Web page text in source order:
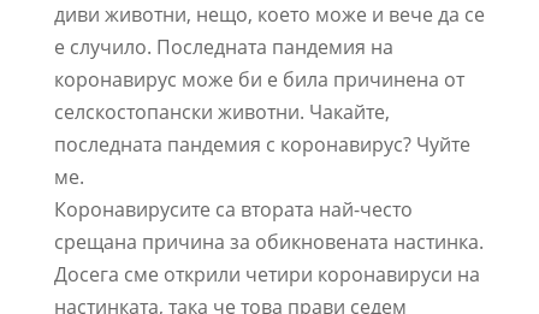
диви животни, нещо, което може и вече да се
е случило. Последната пандемия на
коронавирус може би е била причинена от
селскостопански животни. Чакайте,
последната пандемия с коронавирус? Чуйте
ме.
Коронавирусите са втората най-често
срещана причина за обикновената настинка.
Досега сме открили четири коронавируси на
настинката, така че това прави седем